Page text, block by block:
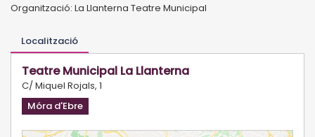
Organització: La Llanterna Teatre Municipal
Localització
Teatre Municipal La Llanterna
C/ Miquel Rojals, 1
Móra d'Ebre